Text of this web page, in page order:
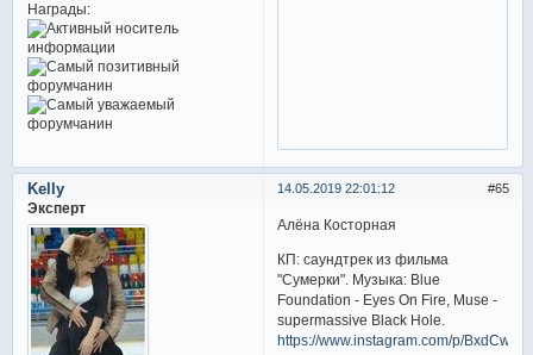
Награды:
65
14.05.2019 22:01:12
Kelly
Эксперт
Алёна Косторная
КП: саундтрек из фильма
"Сумерки". Музыка: Blue
Foundation - Eyes On Fire, Muse -
supermassive Black Hole.
https://www.instagram.com/p/